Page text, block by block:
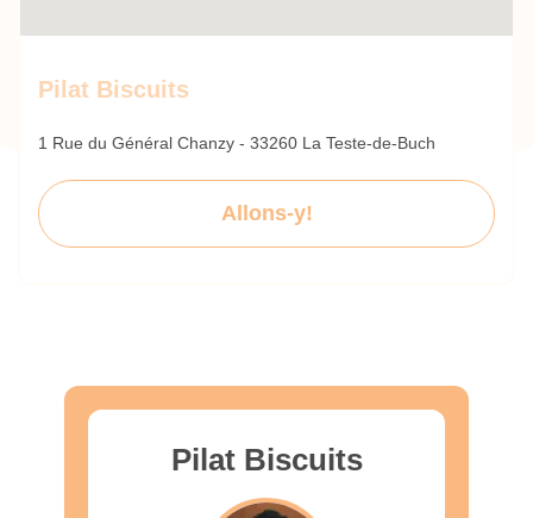
Pilat Biscuits
1 Rue du Général Chanzy - 33260 La Teste-de-Buch
Allons-y!
Pilat Biscuits